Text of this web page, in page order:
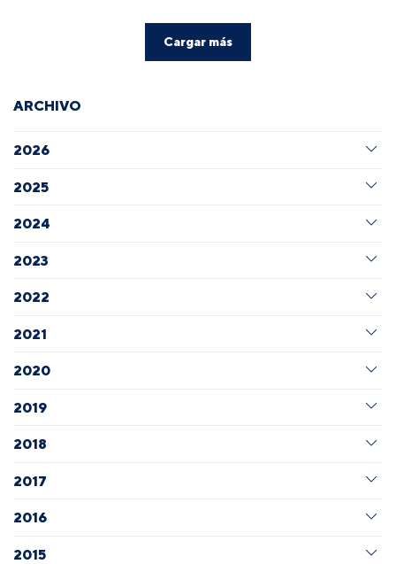
Cargar más
ARCHIVO
2026
2025
2024
2023
2022
2021
2020
2019
2018
2017
2016
2015